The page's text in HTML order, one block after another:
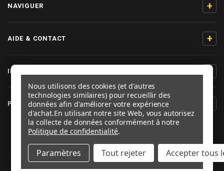
NAVIGUER +
AIDE & CONTACT +
INFORMATIONS PRODUIT
PRO-BOLT FRANCE
SUIVEZ-NOUS
Nous utilisons des cookies (et d'autres
technologies similaires) pour recueillir des
données afin d'améliorer votre expérience
d'achat.En utilisant notre site Web, vous autorisez
la collecte de données conformément à notre
Politique de confidentialité.
Paramètres Tout rejeter Accepter tous